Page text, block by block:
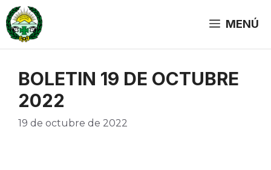
Saltar
al
contenido
MENÚ
BOLETIN 19 DE OCTUBRE
2022
19 de octubre de 2022